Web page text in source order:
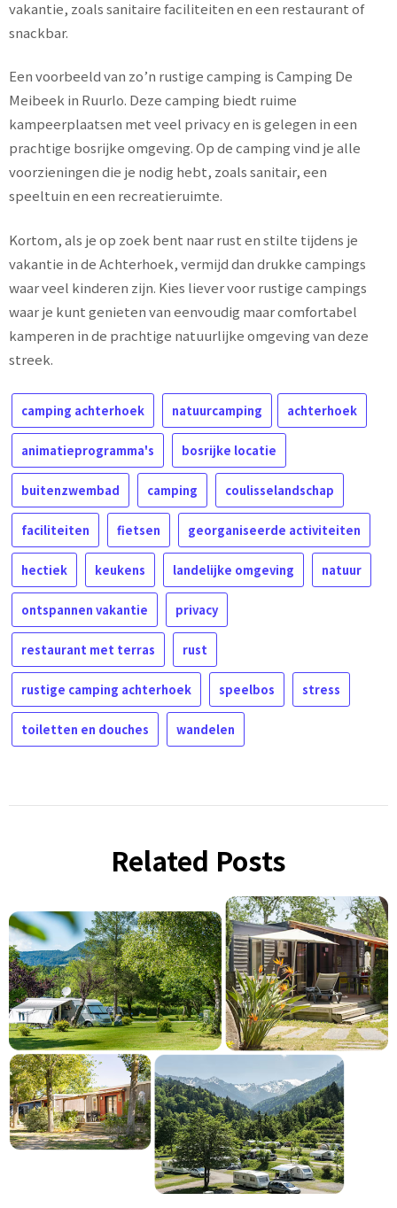
vakantie, zoals sanitaire faciliteiten en een restaurant of
snackbar.
Een voorbeeld van zo’n rustige camping is Camping De
Meibeek in Ruurlo. Deze camping biedt ruime
kampeerplaatsen met veel privacy en is gelegen in een
prachtige bosrijke omgeving. Op de camping vind je alle
voorzieningen die je nodig hebt, zoals sanitair, een
speeltuin en een recreatieruimte.
Kortom, als je op zoek bent naar rust en stilte tijdens je
vakantie in de Achterhoek, vermijd dan drukke campings
waar veel kinderen zijn. Kies liever voor rustige campings
waar je kunt genieten van eenvoudig maar comfortabel
kamperen in de prachtige natuurlijke omgeving van deze
streek.
camping achterhoek natuurcamping achterhoek
animatieprogramma's bosrijke locatie
buitenzwembad camping coulisselandschap
faciliteiten fietsen georganiseerde activiteiten
hectiek keukens landelijke omgeving natuur
ontspannen vakantie privacy
restaurant met terras rust
rustige camping achterhoek speelbos stress
toiletten en douches wandelen
Related Posts